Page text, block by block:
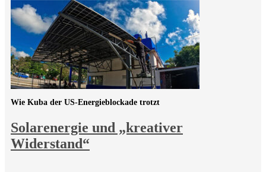
Solarenergie und „kreativer
Widerstand“
Wie Kuba der US-Energieblockade trotzt